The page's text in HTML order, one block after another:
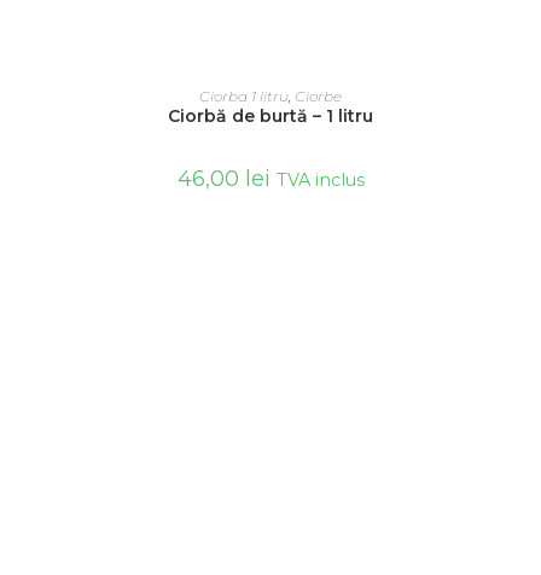
ADAUGĂ ÎN COȘ
Ciorba 1 litru, Ciorbe
Ciorbă de burtă – 1 litru
46,00 lei TVA inclus